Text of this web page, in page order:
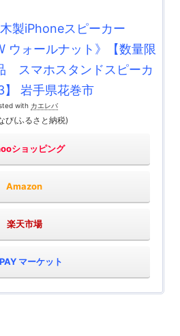
製iPhoneスピーカー
ウォールナット》【数量限
スマホスタンドスピーカ
】 岩手県花巻市
with カエレバ
び(ふるさと納税)
ショッピング
Amazon
楽天市場
マーケット